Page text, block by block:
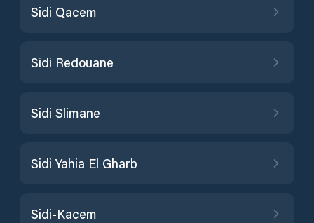
Sidi Qacem
Sidi Redouane
Sidi Slimane
Sidi Yahia El Gharb
Sidi-Kacem